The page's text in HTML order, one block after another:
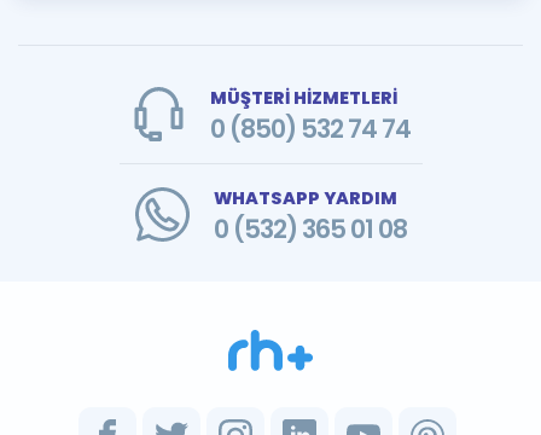
MÜŞTERİ HİZMETLERİ
0 (850) 532 74 74
WHATSAPP YARDIM
0 (532) 365 01 08